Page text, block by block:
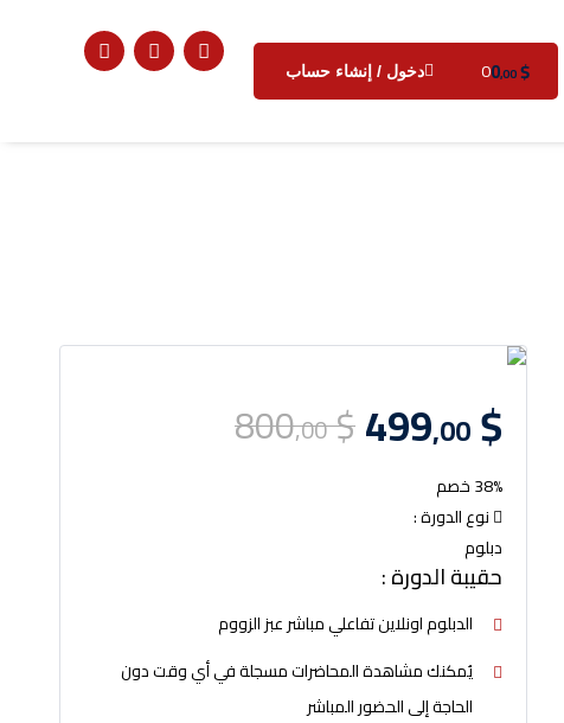
دخول / إنشاء حساب 0,00$
0
499,00 $
800,00$
38% خصم
نوع الدورة :
دبلوم
حقيبة الدورة :
الدبلوم اونلاين تفاعلي مباشر عبز الزووم
يُمكنك مشاهدة المحاضرات مسجلة في أي وقت دون
الحاجة إلى الحضور المباشر